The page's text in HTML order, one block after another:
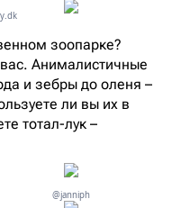
зоопарке?
Анималистичные
и зебры до оленя –
ли вы их в
тотал-лук –
@janniph